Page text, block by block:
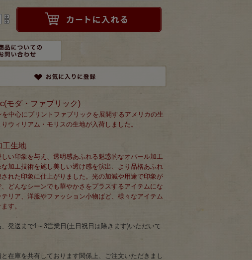
モダ・ファブリック)
を中心にプリントファブリックを展開するアメリカの生
ウィリアム・モリスの生地が入荷しました。
工生地
い印象を与え、透明感あふれる魅惑的なオパール加工
加工技術を施し美しい透け感を演出、より品格あふれ
された印象に仕上がりました。光の加減や用途で印象が
どんなシーンでも華やかさをプラスするアイテムにな
テリア、洋服やファッション小物ばど、様々なアイテム
す。
、発送まで1～3営業日(土日祝日は除きます)いただいて
と在庫を共有しております関係上、ご注文いただきまし